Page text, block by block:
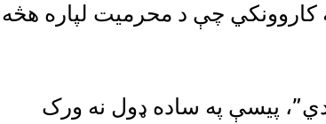
کاروونکي چې د محرمیت لپاره هڅه
پیسې په ساده ډول نه ورک